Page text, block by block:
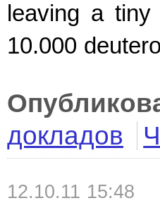
leaving a
10.000
докладов
12.10.11 15:48